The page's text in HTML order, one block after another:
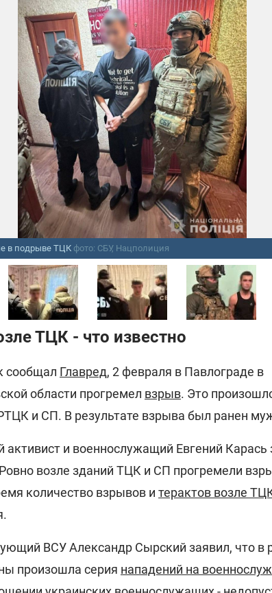
в подрыве ТЦК фото: СБУ, Нацполиция
ТЦК - что известно
сообщал Главред, 2 февраля в Павлограде в
области прогремел взрыв. Это
и СП. В результате взрыва был ранен
и военнослужащий Евгений Карась
возле зданий ТЦК и СП прогремели
количество взрывов и терактов возле
ВСУ Александр Сырский заявил, что в
произошла серия нападений на